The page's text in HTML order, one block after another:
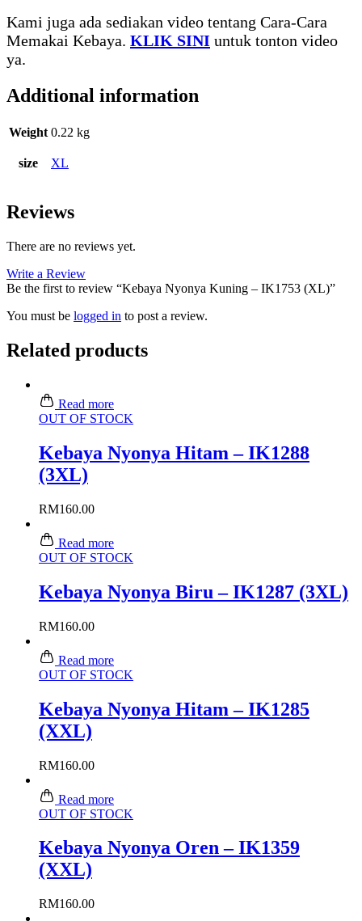
Kami juga ada sediakan video tentang Cara-Cara
Memakai Kebaya. KLIK SINI untuk tonton video
ya.
Additional information
Weight 0.22 kg
size XL
Reviews
There are no reviews yet.
Write a Review
Be the first to review “Kebaya Nyonya Kuning – IK1753 (XL)”
You must be logged in to post a review.
Related products
Read more
OUT OF STOCK
Kebaya Nyonya Hitam – IK1288
(3XL)
RM160.00
Read more
OUT OF STOCK
Kebaya Nyonya Biru – IK1287 (3XL)
RM160.00
Read more
OUT OF STOCK
Kebaya Nyonya Hitam – IK1285
(XXL)
RM160.00
Read more
OUT OF STOCK
Kebaya Nyonya Oren – IK1359
(XXL)
RM160.00